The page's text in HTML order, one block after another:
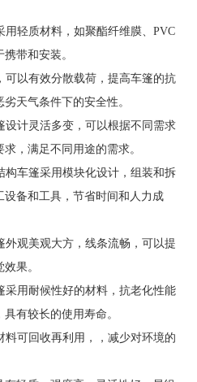
轻质材料，如聚酯纤维膜、PVC
带和安装。
可以有效分散载荷，提高车篷的抗
天气条件下的安全性。
设计灵活多变，可以根据不同需求
，满足不同用途的需求。
构车篷采用模块化设计，组装和拆
备和工具，节省时间和人力成
观美观大方，线条流畅，可以提
果。
采用耐候性好的材料，抗老化性能
有较长的使用寿命。
料可回收再利用，，减少对环境的